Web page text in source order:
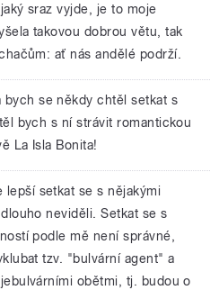
sraz vyjde, je to moje
takovou dobrou větu, tak
ať nás andělé podrží.
bych se někdy chtěl setkat s
bych s ní strávit romantickou
La Isla Bonita!
lepší setkat se s nějakými
neviděli. Setkat se s
podle mě není správné,
tzv. "bulvární agent" a
obětmi, tj. budou o